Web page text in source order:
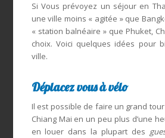
Si Vous prévoyez un séjour en
une ville moins « agitée » que
« station balnéaire » que Phuket,
choix. Voici quelques idées pour
ville.
Déplacez vous à vélo
Il est possible de faire un grand
Chiang Mai en un peu plus d’une
en louer dans la plupart des